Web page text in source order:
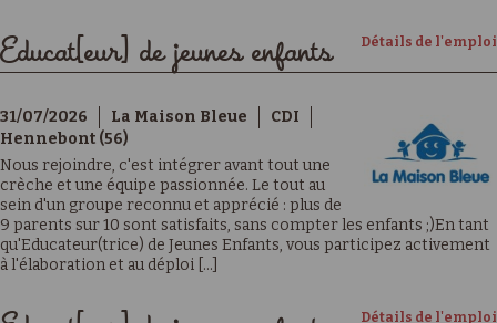
Détails de l'emploi
Educat[eur] de jeunes enfants
31/07/2026 La Maison Bleue
CDI
Hennebont (56)
Nous rejoindre, c'est intégrer avant tout une
crèche et une équipe passionnée. Le tout au
sein d'un groupe reconnu et apprécié : plus de
9 parents sur 10 sont satisfaits, sans compter les enfants ;)En tant
qu'Educateur(trice) de Jeunes Enfants, vous participez activement
à l'élaboration et au déploi [...]
Détails de l'emploi